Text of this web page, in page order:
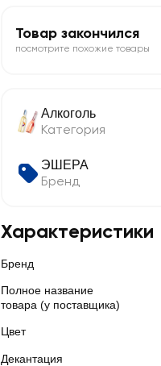
Товар закончился
посмотрите похожие товары
Алкоголь
Категория
ЭШЕРА
Бренд
Характеристики
Бренд
Полное название
товара (у поставщика)
Цвет
Декантация